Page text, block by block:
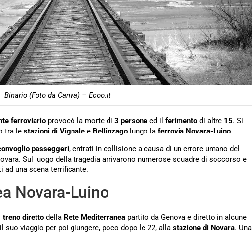
Binario (Foto da Canva) – Ecoo.it
ferroviario provocò la morte di 3 persone ed il ferimento di altre 15. Si
tra le stazioni di Vignale e Bellinzago lungo la ferrovia Novara-Luino.
passeggeri, entrati in collisione a causa di un errore umano del
Sul luogo della tragedia arrivarono numerose squadre di soccorso e
ad una scena terrificante.
Novara-Luino
treno diretto della Rete Mediterranea partito da Genova e diretto in alcune
suo viaggio per poi giungere, poco dopo le 22, alla stazione di Novara. Una